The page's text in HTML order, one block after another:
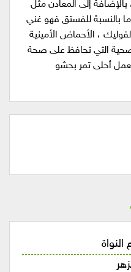
الفيتامينات أهمها الفيتامين ب6، بالإضافة إلى المعادن مثل
بالنسبة للفستق فهو غني
، الأحماض الأمينية
التي تحافظ على صحة
أحلى تمر بحشو